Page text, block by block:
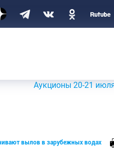
Аукционы 20-21 июля 2026 г.
вылов в зарубежных водах